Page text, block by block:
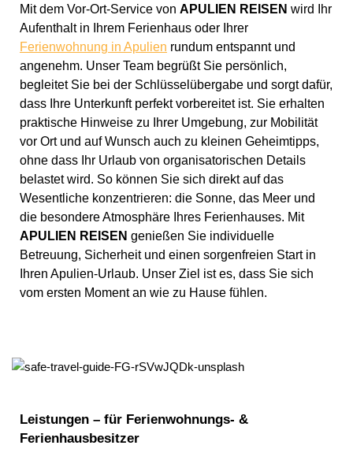
Mit dem Vor-Ort-Service von APULIEN REISEN wird Ihr
Aufenthalt in Ihrem Ferienhaus oder Ihrer
Ferienwohnung in Apulien rundum entspannt und
angenehm. Unser Team begrüßt Sie persönlich,
begleitet Sie bei der Schlüsselübergabe und sorgt dafür,
dass Ihre Unterkunft perfekt vorbereitet ist. Sie erhalten
praktische Hinweise zu Ihrer Umgebung, zur Mobilität
vor Ort und auf Wunsch auch zu kleinen Geheimtipps,
ohne dass Ihr Urlaub von organisatorischen Details
belastet wird. So können Sie sich direkt auf das
Wesentliche konzentrieren: die Sonne, das Meer und
die besondere Atmosphäre Ihres Ferienhauses. Mit
APULIEN REISEN genießen Sie individuelle
Betreuung, Sicherheit und einen sorgenfreien Start in
Ihren Apulien-Urlaub. Unser Ziel ist es, dass Sie sich
vom ersten Moment an wie zu Hause fühlen.
Leistungen – für Ferienwohnungs- &
Ferienhausbesitzer